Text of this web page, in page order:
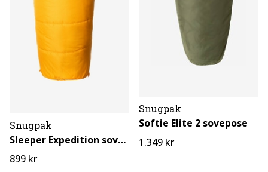
Snugpak
Sleeper Expedition sovepose
899 kr
Snugpak
Softie Elite 2 sovepose
1.349 kr